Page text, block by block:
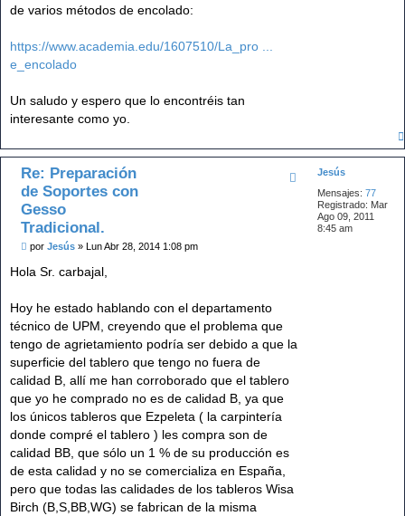
de varios métodos de encolado:
https://www.academia.edu/1607510/La_pro ...
e_encolado
Un saludo y espero que lo encontréis tan
interesante como yo.
Jesús
Mensajes: 77
Registrado: Mar
Ago 09, 2011
8:45 am
Re: Preparación
de Soportes con
Gesso
Tradicional.
M
n
j
e
porJesús »Lun Abr 28, 2014 1:08 pm
Hola Sr. carbajal,
Hoy he estado hablando con el departamento
técnico de UPM, creyendo que el problema que
tengo de agrietamiento podría ser debido a que la
superficie del tablero que tengo no fuera de
calidad B, allí me han corroborado que el tablero
que yo he comprado no es de calidad B, ya que
los únicos tableros que Ezpeleta ( la carpintería
donde compré el tablero ) les compra son de
calidad BB, que sólo un 1 % de su producción es
de esta calidad y no se comercializa en España,
pero que todas las calidades de los tableros Wisa
Birch (B,S,BB,WG) se fabrican de la misma